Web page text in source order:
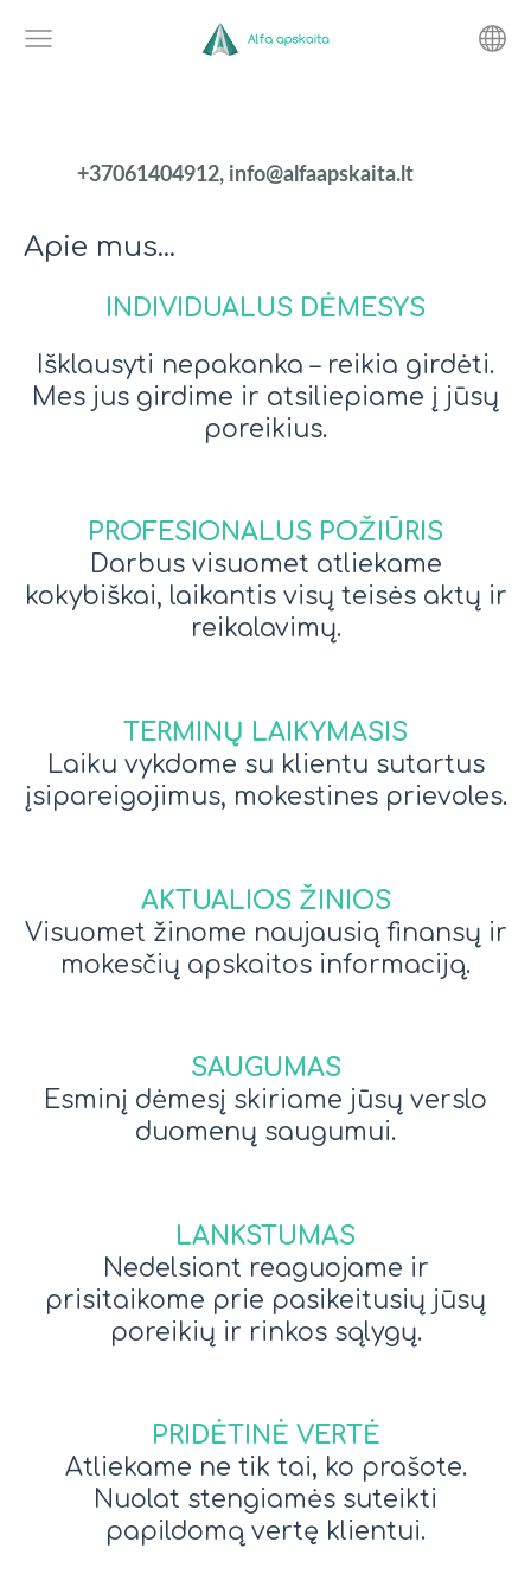
+37061404912,info@alfaapskaita.lt
Apie mus...
INDIVIDUALUS DĖMESYS
Išklausyti nepakanka – reikia girdėti.
Mes jus girdime ir atsiliepiame į jūsų
poreikius.
PROFESIONALUS POŽIŪRIS
Darbus visuomet atliekame
kokybiškai, laikantis visų teisės aktų ir
reikalavimų.
TERMINŲ LAIKYMASIS
Laiku vykdome su klientu sutartus
įsipareigojimus, mokestines prievoles.
AKTUALIOS ŽINIOS
Visuomet žinome naujausią finansų ir
mokesčių apskaitos informaciją.
SAUGUMAS
Esminį dėmesį skiriame jūsų verslo
duomenų saugumui.
LANKSTUMAS
Nedelsiant reaguojame ir
prisitaikome prie pasikeitusių jūsų
poreikių ir rinkos sąlygų.
PRIDĖTINĖ VERTĖ
Atliekame ne tik tai, ko prašote.
Nuolat stengiamės suteikti
papildomą vertę klientui.